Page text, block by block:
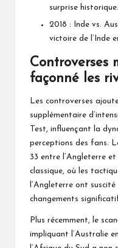
surprise historique.
2018 : Inde vs.
victoire de l’Inde
Controverses
façonné les
Les controverses
supplémentaire
Test, influençant la
perceptions des fans.
33 entre l’Angleterre
classique, où les
l’Angleterre ont
changements
Plus récemment, le
impliquant l’Australie